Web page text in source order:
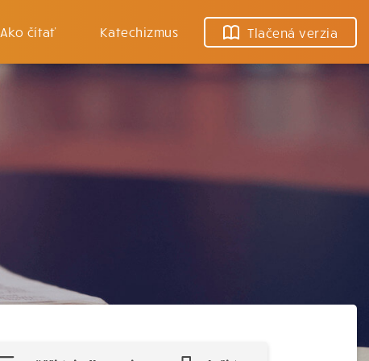
Ako čítať Katechizmus Tlačená verzia